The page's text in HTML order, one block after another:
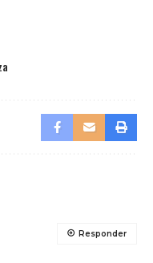
Responder